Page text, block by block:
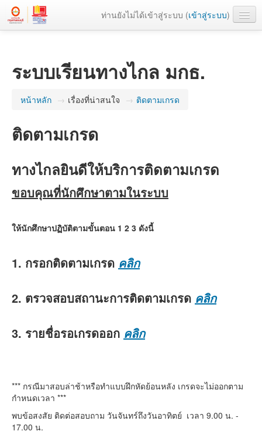
ท่านยังไม่ได้เข้าสู่ระบบ (เข้าสู่ระบบ)
ระบบเรียนทางไกล มกธ.
หน้าหลัก → เรื่องที่น่าสนใจ → ติดตามเกรด
ติดตามเกรด
ทางไกลยินดีให้บริการติดตามเกรด
ขอบคุณที่นักศึกษาตามในระบบ
ให้นักศึกษาปฏิบัติตามขั้นตอน 1 2 3 ดังนี้
1. กรอกติดตามเกรด คลิก
2. ตรวจสอบสถานะการติดตามเกรด คลิก
3. รายชื่อรอเกรดออก คลิก
*** กรณีมาสอบล่าช้าหรือทำแบบฝึกหัดย้อนหลัง เกรดจะไม่ออกตาม
กำหนดเวลา ***
พบข้อสงสัย ติดต่อสอบถาม วันจันทร์ถึงวันอาทิตย์ เวลา 9.00 น. -
17.00 น.